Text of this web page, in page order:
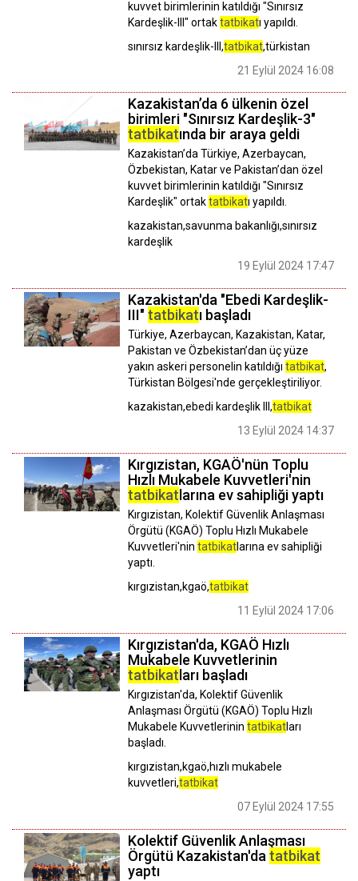
kuvvet birimlerinin katıldığı "Sınırsız
Kardeşlik-III" ortaktatbikatı yapıldı.
sınırsız kardeşlik-III,tatbikat,türkistan
21 Eylül 2024 16:08
Kazakistan’da 6 ülkenin özel
birimleri "Sınırsız Kardeşlik-3"
tatbikatında bir araya geldi
Kazakistan’da Türkiye, Azerbaycan,
Özbekistan, Katar ve Pakistan’dan özel
kuvvet birimlerinin katıldığı "Sınırsız
Kardeşlik" ortaktatbikatı yapıldı.
kazakistan,savunma bakanlığı,sınırsız
kardeşlik
19 Eylül 2024 17:47
Kazakistan'da "Ebedi Kardeşlik-
III" tatbikatı başladı
Türkiye, Azerbaycan, Kazakistan, Katar,
Pakistan ve Özbekistan’dan üç yüze
yakın askeri personelin katıldığı tatbikat,
Türkistan Bölgesi'nde gerçekleştiriliyor.
kazakistan,ebedi kardeşlik III,tatbikat
13 Eylül 2024 14:37
Kırgızistan, KGAÖ'nün Toplu
Hızlı Mukabele Kuvvetleri'nin
tatbikat larına ev sahipliği yaptı
Kırgızistan, Kolektif Güvenlik Anlaşması
Örgütü (KGAÖ) Toplu Hızlı Mukabele
Kuvvetleri'nin tatbikatlarına ev sahipliği
yaptı.
kırgızistan,kgaö,tatbikat
11 Eylül 2024 17:06
Kırgızistan'da, KGAÖ Hızlı
Mukabele Kuvvetlerinin
tatbikat ları başladı
Kırgızistan'da, Kolektif Güvenlik
Anlaşması Örgütü (KGAÖ) Toplu Hızlı
Mukabele Kuvvetlerinin tatbikatları
başladı.
kırgızistan,kgaö,hızlı mukabele
kuvvetleri,tatbikat
07 Eylül 2024 17:55
Kolektif Güvenlik Anlaşması
Örgütü Kazakistan'da tatbikat
yaptı